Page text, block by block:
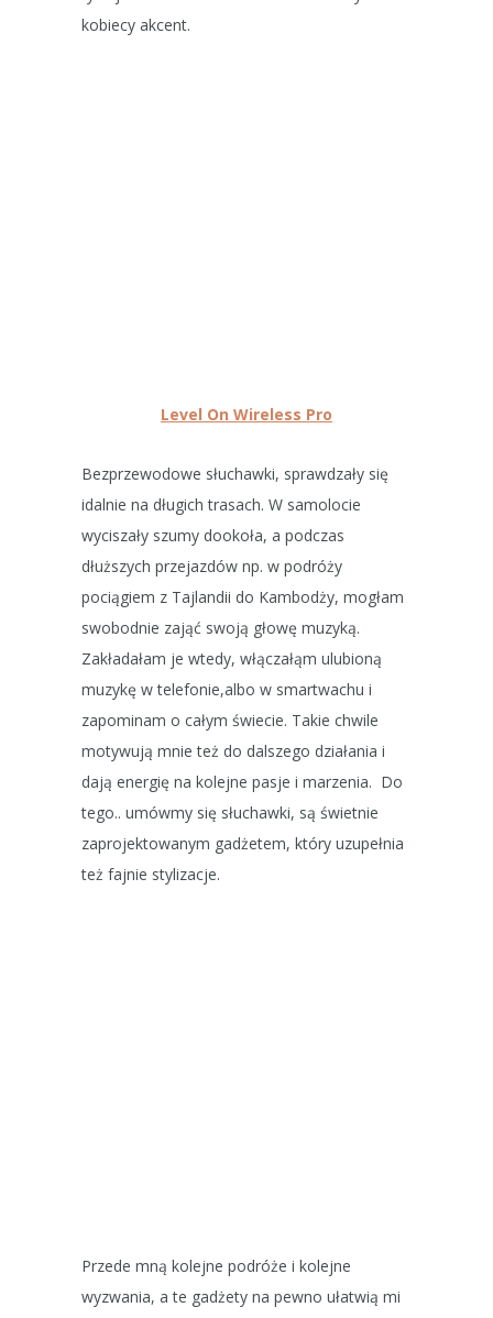
kobiecy akcent.
Level On Wireless Pro
Bezprzewodowe słuchawki, sprawdzały się
idalnie na długich trasach. W samolocie
wyciszały szumy dookoła, a podczas
dłuższych przejazdów np. w podróży
pociągiem z Tajlandii do Kambodży, mogłam
swobodnie zająć swoją głowę muzyką.
Zakładałam je wtedy, włączałąm ulubioną
muzykę w telefonie,albo w smartwachu i
zapominam o całym świecie. Takie chwile
motywują mnie też do dalszego działania i
dają energię na kolejne pasje i marzenia. Do
tego.. umówmy się słuchawki, są świetnie
zaprojektowanym gadżetem, który uzupełnia
też fajnie stylizacje.
Przede mną kolejne podróże i kolejne
wyzwania, a te gadżety na pewno ułatwią mi